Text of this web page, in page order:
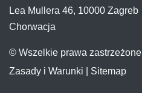
Lea Mullera 46, 10000 Zagreb
Chorwacja
© Wszelkie prawa zastrzeżone
Zasady i Warunki
Sitemap